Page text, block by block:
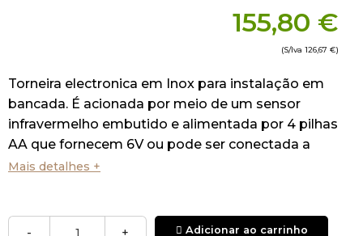
155,80 €
(S/Iva 126,67 €)
Torneira electronica em Inox para instalação em
bancada. É acionada por meio de um sensor
infravermelho embutido e alimentada por 4 pilhas
AA que fornecem 6V ou pode ser conectada a
energia elétrica por meio de um transformador
Mais detalhes +
- + Adicionar ao carrinho